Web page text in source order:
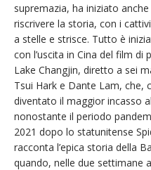
supremazia, ha iniziato
riscrivere la storia, con i
a stelle e strisce. Tutto è
con l’uscita in Cina del film
Lake Changjin, diretto a sei
Tsui Hark e Dante Lam, che,
diventato il maggior incasso
nonostante il periodo
2021 dopo lo statunitense
racconta l’epica storia della
quando, nelle due settimane